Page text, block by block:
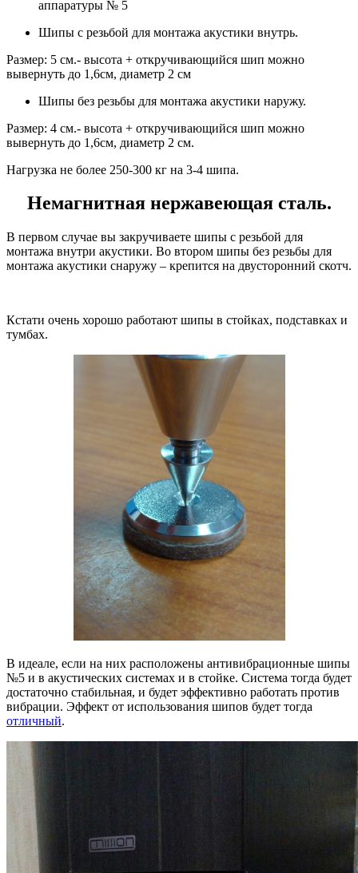
аппаратуры № 5
Шипы с резьбой для монтажа акустики внутрь.
Размер: 5 см.- высота + откручивающийся шип можно
вывернуть до 1,6см, диаметр 2 см
Шипы без резьбы для монтажа акустики наружу.
Размер: 4 см.- высота + откручивающийся шип можно
вывернуть до 1,6см, диаметр 2 см.
Нагрузка не более 250-300 кг на 3-4 шипа.
Немагнитная нержавеющая сталь.
В первом случае вы закручиваете шипы с резьбой для
монтажа внутри акустики. Во втором шипы без резьбы для
монтажа акустики снаружу – крепится на двусторонний скотч.
Кстати очень хорошо работают шипы в стойках, подставках и
тумбах.
В идеале, если на них расположены антивибрационные шипы
№5 и в акустических системах и в стойке. Система тогда будет
достаточно стабильная, и будет эффективно работать против
вибрации. Эффект от использования шипов будет тогда
отличный.